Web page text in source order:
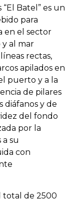
Batel” es un
para
en el sector
y al mar
rectas,
apilados en
puerto y a la
de pilares
diáfanos y de
del fondo
por la
su
con
total de 2500